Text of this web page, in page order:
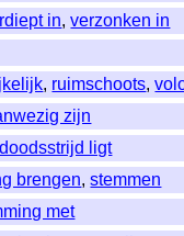
in,verzonken in
, ruimschoots,
zijn
ligt
brengen,stemmen
met